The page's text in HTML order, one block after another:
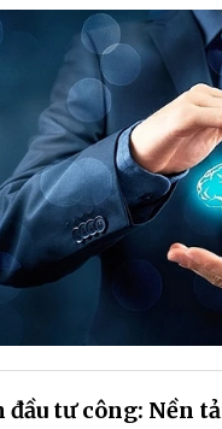
đầu tư công: Nền